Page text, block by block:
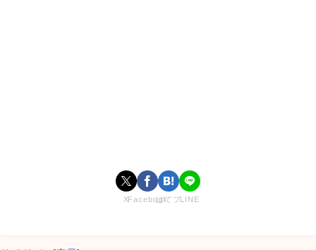
XFacebookはてブLINE